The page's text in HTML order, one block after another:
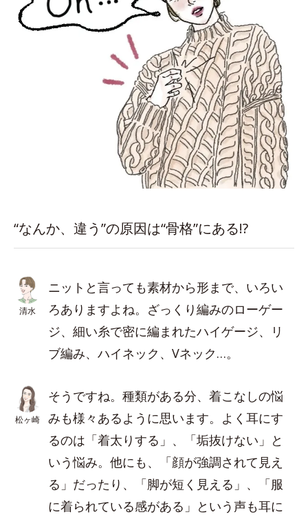
“なんか、違う”の原因は“骨格”にある!?
清水
ニットと言っても素材から形まで、いろい
ろありますよね。ざっくり編みのローゲー
ジ、細い糸で密に編まれたハイゲージ、リ
ブ編み、ハイネック、Vネック…。
松ヶ崎
そうですね。種類がある分、着こなしの悩
みも様々あるように思います。よく耳にす
るのは「着太りする」、「垢抜けない」と
いう悩み。他にも、「顔が強調されて見え
る」だったり、「脚が短く見える」、「服
に着られている感がある」という声も耳に